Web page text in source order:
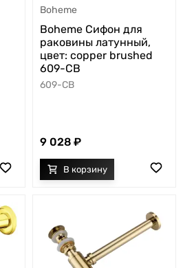
Boheme
Boheme Сифон для
раковины латунный,
цвет: copper brushed
609-CB
609-CB
9 028